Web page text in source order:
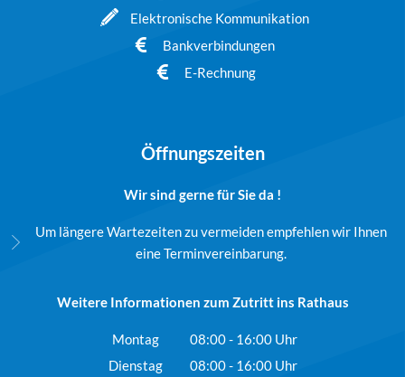
Elektronische Kommunikation
Bankverbindungen
E-Rechnung
Öffnungszeiten
Wir sind gerne für Sie da !
Um längere Wartezeiten zu vermeiden empfehlen wir Ihnen
eine Terminvereinbarung.
Weitere Informationen zum Zutritt ins Rathaus
Montag 08:00- 16:00Uhr
Von 08:00 bis 16:00 Uhr
Dienstag 08:00- 16:00Uhr